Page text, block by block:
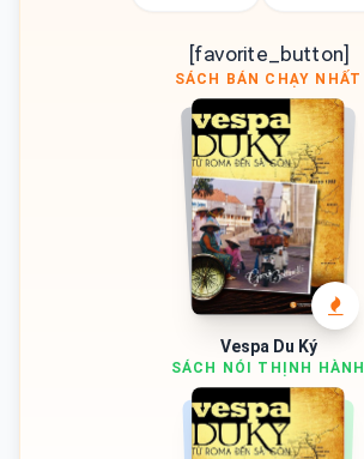
SÁCH BÁN CHẠY NHẤT
Vespa Du Ký
[favorite_button]
SÁCH NÓI THỊNH HÀNH